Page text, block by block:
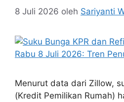
8 Juli 2026 oleh Sariyanti
Menurut data dari Zillow,
(Kredit Pemilikan Rumah)